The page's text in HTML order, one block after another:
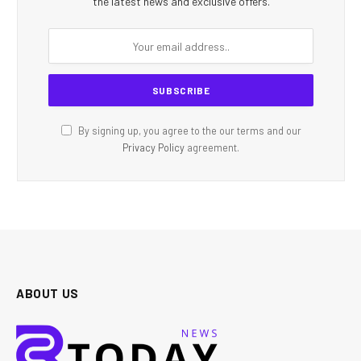
By signing up, you agree to the our terms and our
Privacy Policy agreement.
ABOUT US